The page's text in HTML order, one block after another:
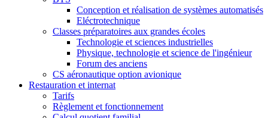
Conception et réalisation de systèmes automatisés
Eléctrotechnique
Classes préparatoires aux grandes écoles
Technologie et sciences industrielles
Physique, technologie et science de l'ingénieur
Forum des anciens
CS aéronautique option avionique
Restauration et internat
Tarifs
Règlement et fonctionnement